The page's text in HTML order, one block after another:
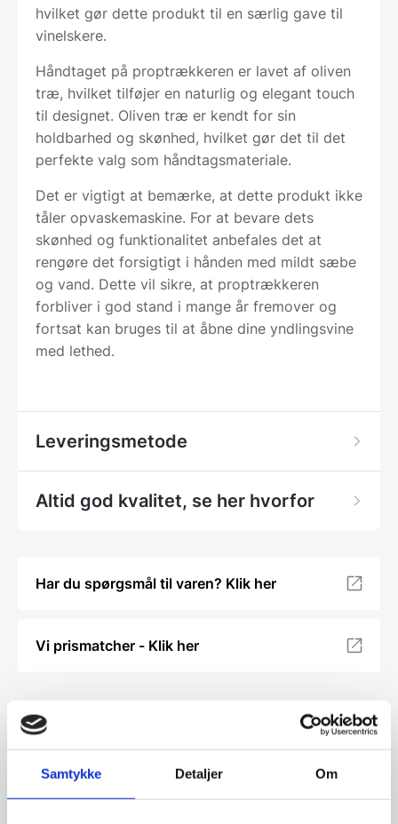
Samtykke Detaljer Om
hvilket gør dette produkt til en særlig gave til
vinelskere.
Håndtaget på proptrækkeren er lavet af oliven
træ, hvilket tilføjer en naturlig og elegant touch
til designet. Oliven træ er kendt for sin
holdbarhed og skønhed, hvilket gør det til det
perfekte valg som håndtagsmateriale.
Det er vigtigt at bemærke, at dette produkt ikke
tåler opvaskemaskine. For at bevare dets
skønhed og funktionalitet anbefales det at
rengøre det forsigtigt i hånden med mildt sæbe
og vand. Dette vil sikre, at proptrækkeren
forbliver i god stand i mange år fremover og
fortsat kan bruges til at åbne dine yndlingsvine
med lethed.
Leveringsmetode
Altid god kvalitet, se her hvorfor
Har du spørgsmål til varen? Klik her
Vi prismatcher - Klik her
Relaterede varer
SPAR 17%